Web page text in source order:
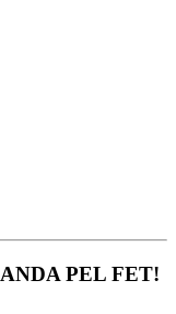
PEL FET!